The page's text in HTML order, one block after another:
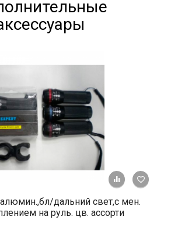
+ К
дальний свет,с мен.
на руль. цв. ассорти